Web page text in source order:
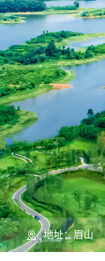
地址：眉山